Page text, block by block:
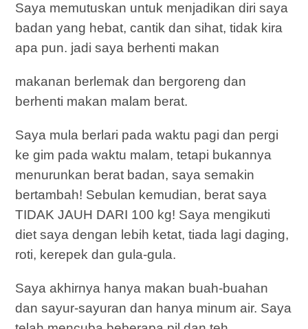
Saya memutuskan untuk menjadikan diri saya
badan yang hebat, cantik dan sihat, tidak kira
apa pun. jadi saya berhenti makan
makanan berlemak dan bergoreng dan
berhenti makan malam berat.
Saya mula berlari pada waktu pagi dan pergi
ke gim pada waktu malam, tetapi bukannya
menurunkan berat badan, saya semakin
bertambah! Sebulan kemudian, berat saya
TIDAK JAUH DARI 100 kg! Saya mengikuti
diet saya dengan lebih ketat, tiada lagi daging,
roti, kerepek dan gula-gula.
Saya akhirnya hanya makan buah-buahan
dan sayur-sayuran dan hanya minum air. Saya